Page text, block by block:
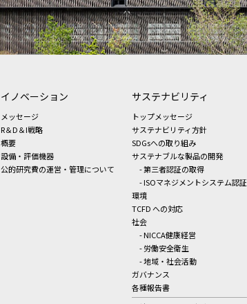
イノベーション
メッセージ
R＆D＆I戦略
概要
設備・評価機器
公的研究費の運営・管理について
サステナビリティ
トップメッセージ
サステナビリティ方針
SDGsへの取り組み
サステナブルな製品の開発
- 第三者認証の取得
- ISOマネジメントシステム認証
環境
TCFD への対応
社会
- NICCA健康経営
- 労働安全衛生
- 地域・社会活動
ガバナンス
各種報告書